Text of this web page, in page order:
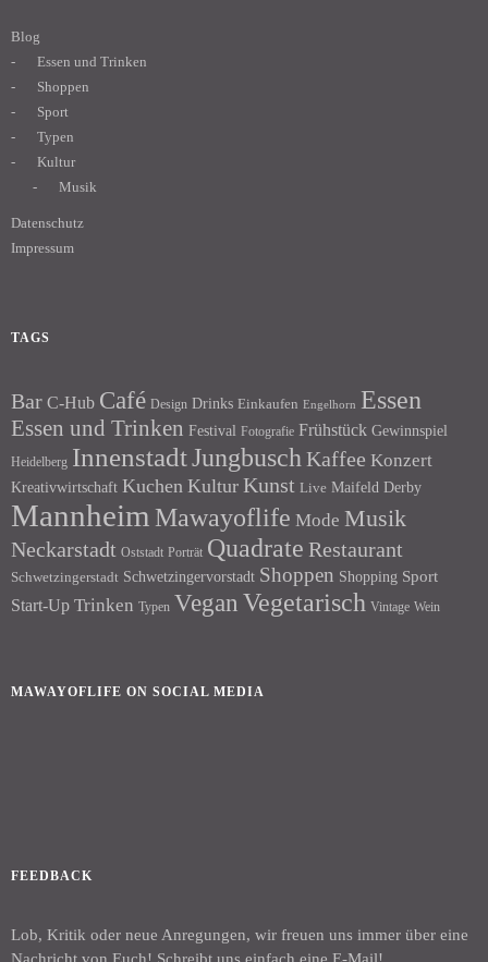
Blog
Essen und Trinken
Shoppen
Sport
Typen
Kultur
Musik
Datenschutz
Impressum
TAGS
Bar C-Hub Café Design Drinks Einkaufen Engelhorn Essen
Essen und Trinken Festival Fotografie Frühstück Gewinnspiel
Heidelberg InnenstadtJungbusch Kaffee Konzert
Kreativwirtschaft Kuchen Kultur Kunst Live Maifeld Derby
Mannheim Mawayoflife Mode Musik
Neckarstadt Oststadt Porträt Quadrate Restaurant
Schwetzingerstadt Schwetzingervorstadt Shoppen Shopping Sport
Start-Up Trinken Typen Vegan Vegetarisch Vintage Wein
MAWAYOFLIFE ON SOCIAL MEDIA
FEEDBACK
Lob, Kritik oder neue Anregungen, wir freuen uns immer über eine